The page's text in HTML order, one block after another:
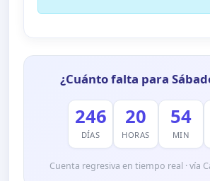
¿Cuánto falta para
246
DÍAS
20
HORAS
54
MIN
Cuenta regresiva en tiempo real · vía